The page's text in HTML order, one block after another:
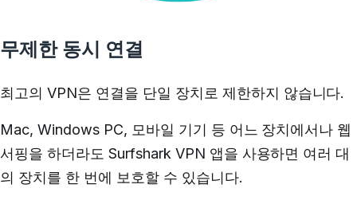
무제한 동시 연결
최고의 VPN은 연결을 단일 장치로 제한하지 않습니다.
Mac, Windows PC, 모바일 기기 등 어느 장치에서나 웹
서핑을 하더라도 Surfshark VPN 앱을 사용하면 여러 대
의 장치를 한 번에 보호할 수 있습니다.